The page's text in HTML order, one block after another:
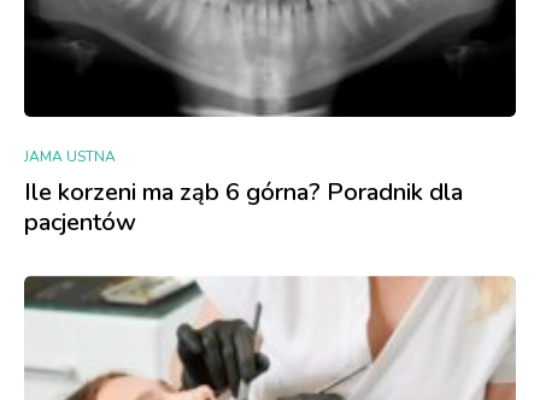
JAMA USTNA
Ile korzeni ma ząb 6 górna? Poradnik dla
pacjentów